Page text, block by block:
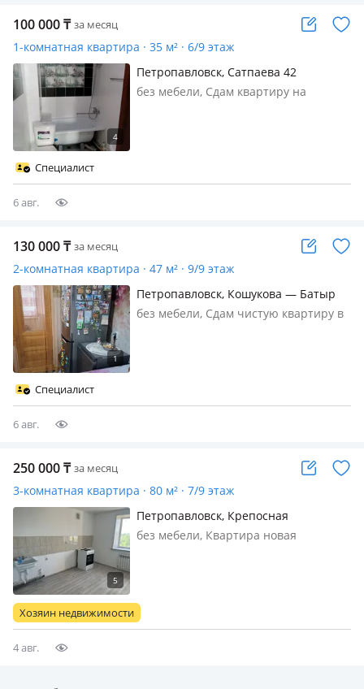
100 000₸ за месяц
1-комнатная квартира · 35 м² · 6/9 этаж
Петропавловск, Сатпаева 42
без мебели, Сдам квартиру на
Специалист
6 авг.
130 000₸ за месяц
2-комнатная квартира · 47 м² · 9/9 этаж
Петропавловск, Кошукова — Батыр
Баяна
без мебели, Сдам чистую квартиру в
агентства 40тыс
Специалист
6 авг.
250 000₸ за месяц
3-комнатная квартира · 80 м² · 7/9 этаж
Петропавловск, Крепосная
без мебели, Квартира новая
Хозяин недвижимости
4 авг.